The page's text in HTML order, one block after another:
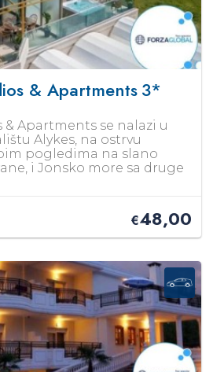
& Apartments3*
Apartments se nalazi u
Alykes, na ostrvu
pogledima na slano
i Jonsko more sa druge
€48,00